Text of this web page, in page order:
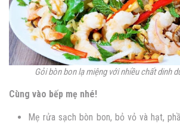
Gỏi bòn bon lạ miệng với nhiều chất dinh
Cùng vào bếp mẹ nhé!
Mẹ rửa sạch bòn bon, bỏ vỏ và hạt,